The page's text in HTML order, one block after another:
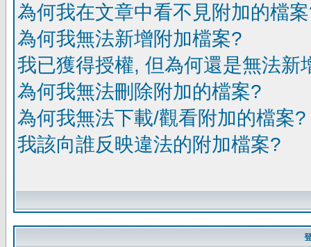
為何我在文章中看不見附加的檔
為何我無法新增附加檔案?
我已獲得授權, 但為何還是無法新
為何我無法刪除附加的檔案?
為何我無法下載/觀看附加的檔案?
我該向誰反映違法的附加檔案?